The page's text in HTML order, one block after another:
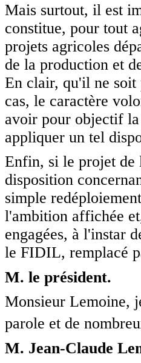
Mais surtout, il est
constitue, pour tout
projets agricoles
de la production et
En clair, qu'il ne soit
cas, le caractère
avoir pour objectif
appliquer un tel
Enfin, si le projet de
disposition
simple
l'ambition affichée
engagées, à l'instar
le FIDIL, remplacé
M. le président.
Monsieur Lemoine,
parole et de
M. Jean-Claude